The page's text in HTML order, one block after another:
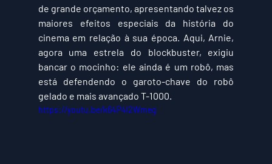
de grande orçamento, apresentando talvez os
maiores efeitos especiais da história do
cinema em relação à sua época. Aqui, Arnie,
agora uma estrela do blockbuster, exigiu
bancar o mocinho: ele ainda é um robô, mas
está defendendo o garoto-chave do robô
gelado e mais avançado T-1000.
https://youtu.be/k64P4l2Wmeg